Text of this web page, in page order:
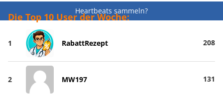
Heartbeats sammeln?
Die Top 10 User der Woche:
1 RabattRezept 208
2 MW197 131